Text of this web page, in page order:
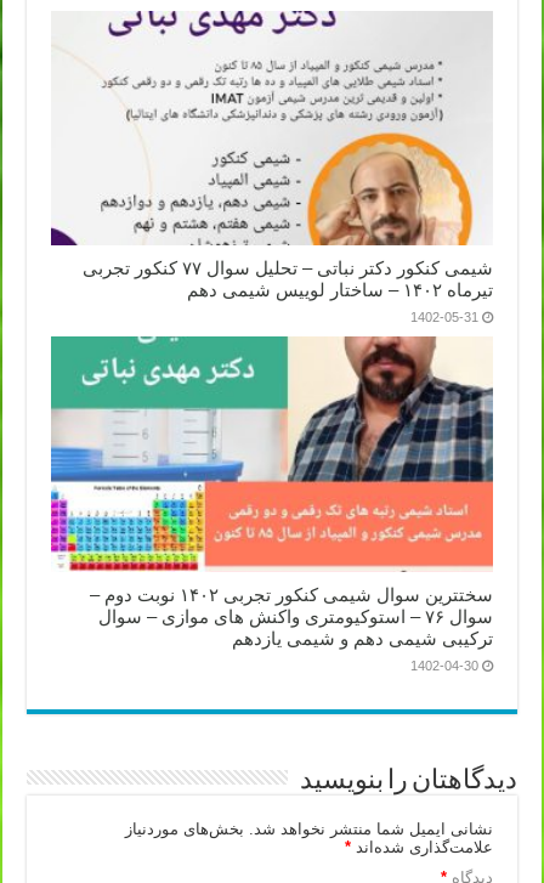
شیمی کنکور دکتر نباتی – تحلیل سوال ۷۷ کنکور تجربی
تیرماه ۱۴۰۲ – ساختار لوییس شیمی دهم
1402-05-31
سختترین سوال شیمی کنکور تجربی ۱۴۰۲ نوبت دوم –
سوال ۷۶ – استوکیومتری واکنش های موازی – سوال
ترکیبی شیمی دهم و شیمی یازدهم
1402-04-30
دیدگاهتان را بنویسید
نشانی ایمیل شما منتشر نخواهد شد.
بخش‌های موردنیاز
علامت‌گذاری شده‌اند*
دیدگاه*